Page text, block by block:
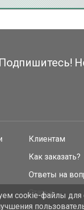
Подпишитесь!
Клиентам
Как заказать?
Ответы на
Статьи
cookie-файлы для